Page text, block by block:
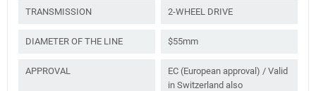
TRANSMISSION 2-WHEEL DRIVE
DIAMETER OF THE LINE $55mm
APPROVAL
EC (European approval) / Valid
in Switzerland also